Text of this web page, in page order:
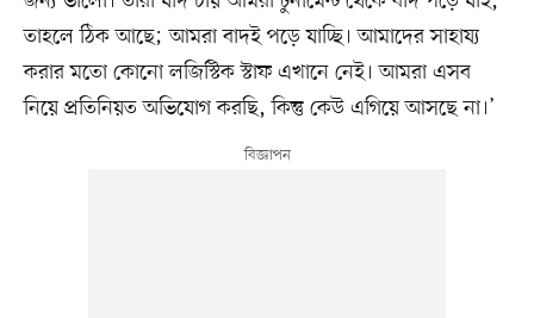
তাহলে ঠিক আছে; আমরা বাদই পড়ে যাচ্ছি। আমাদের সাহায্য
করার মতো কোনো লজিস্টিক স্টাফ এখানে নেই। আমরা এসব
নিয়ে প্রতিনিয়ত অভিযোগ করছি, কিন্তু কেউ এগিয়ে আসছে না।’